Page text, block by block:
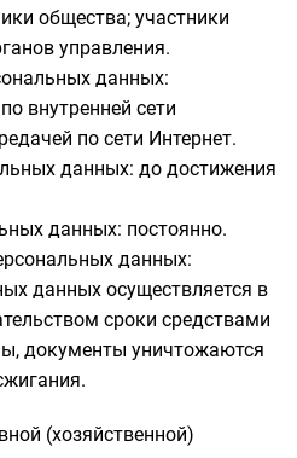
общества; участники
управления.
данных:
внутренней сети
по сети Интернет.
данных: до достижения
данных: постоянно.
данных:
данных осуществляется в
сроки средствами
документы уничтожаются
(хозяйственной)